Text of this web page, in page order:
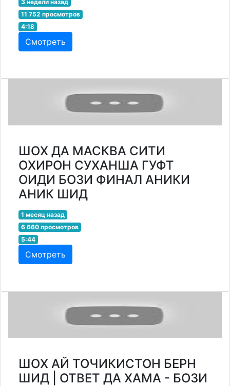
3 недели назад
11 752 просмотров
4:18
Смотреть
ШОХ ДА МАСКВА СИТИ
ОХИРОН СУХАНША ГУФТ
ОИДИ БОЗИ ФИНАЛ АНИКИ
АНИК ШИД
1 месяц назад
6 660 просмотров
5:44
Смотреть
ШОХ АЙ ТОЧИКИСТОН БЕРН
ШИД | ОТВЕТ ДА ХАМА - БОЗИ